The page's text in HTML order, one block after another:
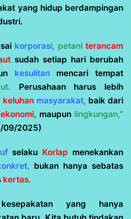
yang hidup berdampingan
korporasi, petani terancam
sudah setiap hari berubah
kesulitanmencari tempat
Perusahaan harus lebih
keluhan masyarakat, baik dari
ekonomi, maupun lingkungan,”
09/2025)
selaku Korlap menekankan
bukan hanya sebatas
kertas.
yang hanya